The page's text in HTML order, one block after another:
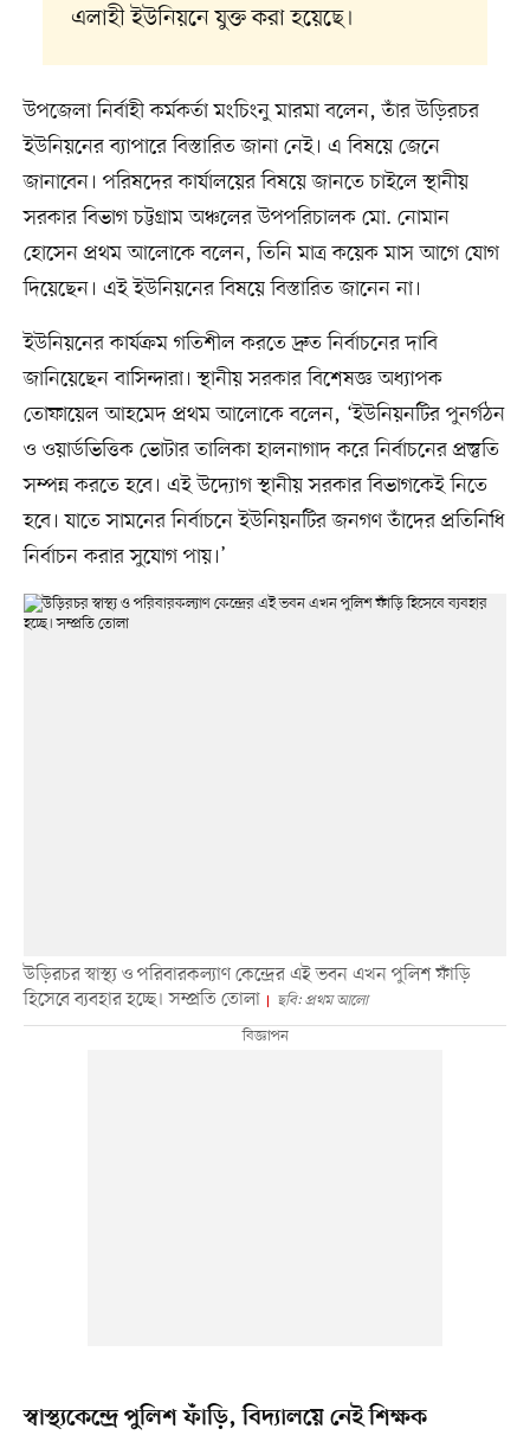
এলাহী ইউনিয়নে যুক্ত করা হয়েছে।
উপজেলা নির্বাহী কর্মকর্তা মংচিংনু মারমা বলেন, তাঁর উড়িরচর
ইউনিয়নের ব্যাপারে বিস্তারিত জানা নেই। এ বিষয়ে জেনে
জানাবেন। পরিষদের কার্যালয়ের বিষয়ে জানতে চাইলে স্থানীয়
সরকার বিভাগ চট্টগ্রাম অঞ্চলের উপপরিচালক মো. নোমান
হোসেন প্রথম আলোকে বলেন, তিনি মাত্র কয়েক মাস আগে যোগ
দিয়েছেন। এই ইউনিয়নের বিষয়ে বিস্তারিত জানেন না।
ইউনিয়নের কার্যক্রম গতিশীল করতে দ্রুত নির্বাচনের দাবি
জানিয়েছেন বাসিন্দারা। স্থানীয় সরকার বিশেষজ্ঞ অধ্যাপক
তোফায়েল আহমেদ প্রথম আলোকে বলেন, ‘ইউনিয়নটির পুনর্গঠন
ও ওয়ার্ডভিত্তিক ভোটার তালিকা হালনাগাদ করে নির্বাচনের প্রস্তুতি
সম্পন্ন করতে হবে। এই উদ্যোগ স্থানীয় সরকার বিভাগকেই নিতে
হবে। যাতে সামনের নির্বাচনে ইউনিয়নটির জনগণ তাঁদের প্রতিনিধি
নির্বাচন করার সুযোগ পায়।’
উড়িরচর স্বাস্থ্য ও পরিবারকল্যাণ কেন্দ্রের এই ভবন এখন পুলিশ ফাঁড়ি
হিসেবে ব্যবহার হচ্ছে। সম্প্রতি তোলা
ছবি: প্রথম আলো
স্বাস্থ্যকেন্দ্রে পুলিশ ফাঁড়ি, বিদ্যালয়ে নেই শিক্ষক